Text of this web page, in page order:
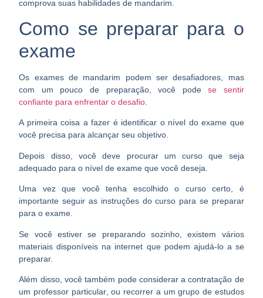
comprova suas habilidades de mandarim
Como se preparar para o
exame
Os exames de mandarim podem ser desafiadores, mas
com um pouco de preparação, você podese sentir
confiante para enfrentar o desafio
A primeira coisa a fazer é identificar o nível do exame que
você precisa para alcançar seu objetivo.
Depois disso, você deve procurar um curso que seja
adequado para o nível de exame que você deseja.
Uma vez que você tenha escolhido o curso certo, é
importanteseguir as instruções do curso para se preparar
para o exame
Se você estiver se preparando sozinho, existem vários
materiais disponíveis na internet que podem ajudá-lo a se
preparar.
Além disso, você também pode considerar acontratação de
um professor particular, ou recorrer a um grupo de estudos